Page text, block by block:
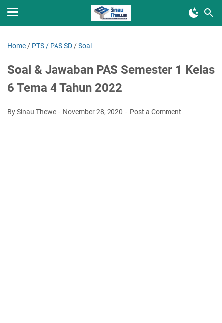
Home / PTS / PAS SD /Soal
Soal & Jawaban PAS Semester 1 Kelas
6 Tema 4 Tahun 2022
By Sinau Thewe November 28, 2020 Post a Comment